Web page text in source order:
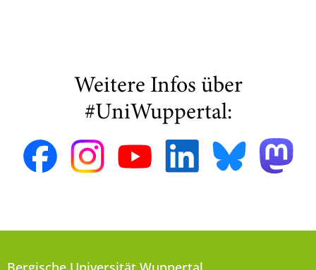
Weitere Infos über
#UniWuppertal: